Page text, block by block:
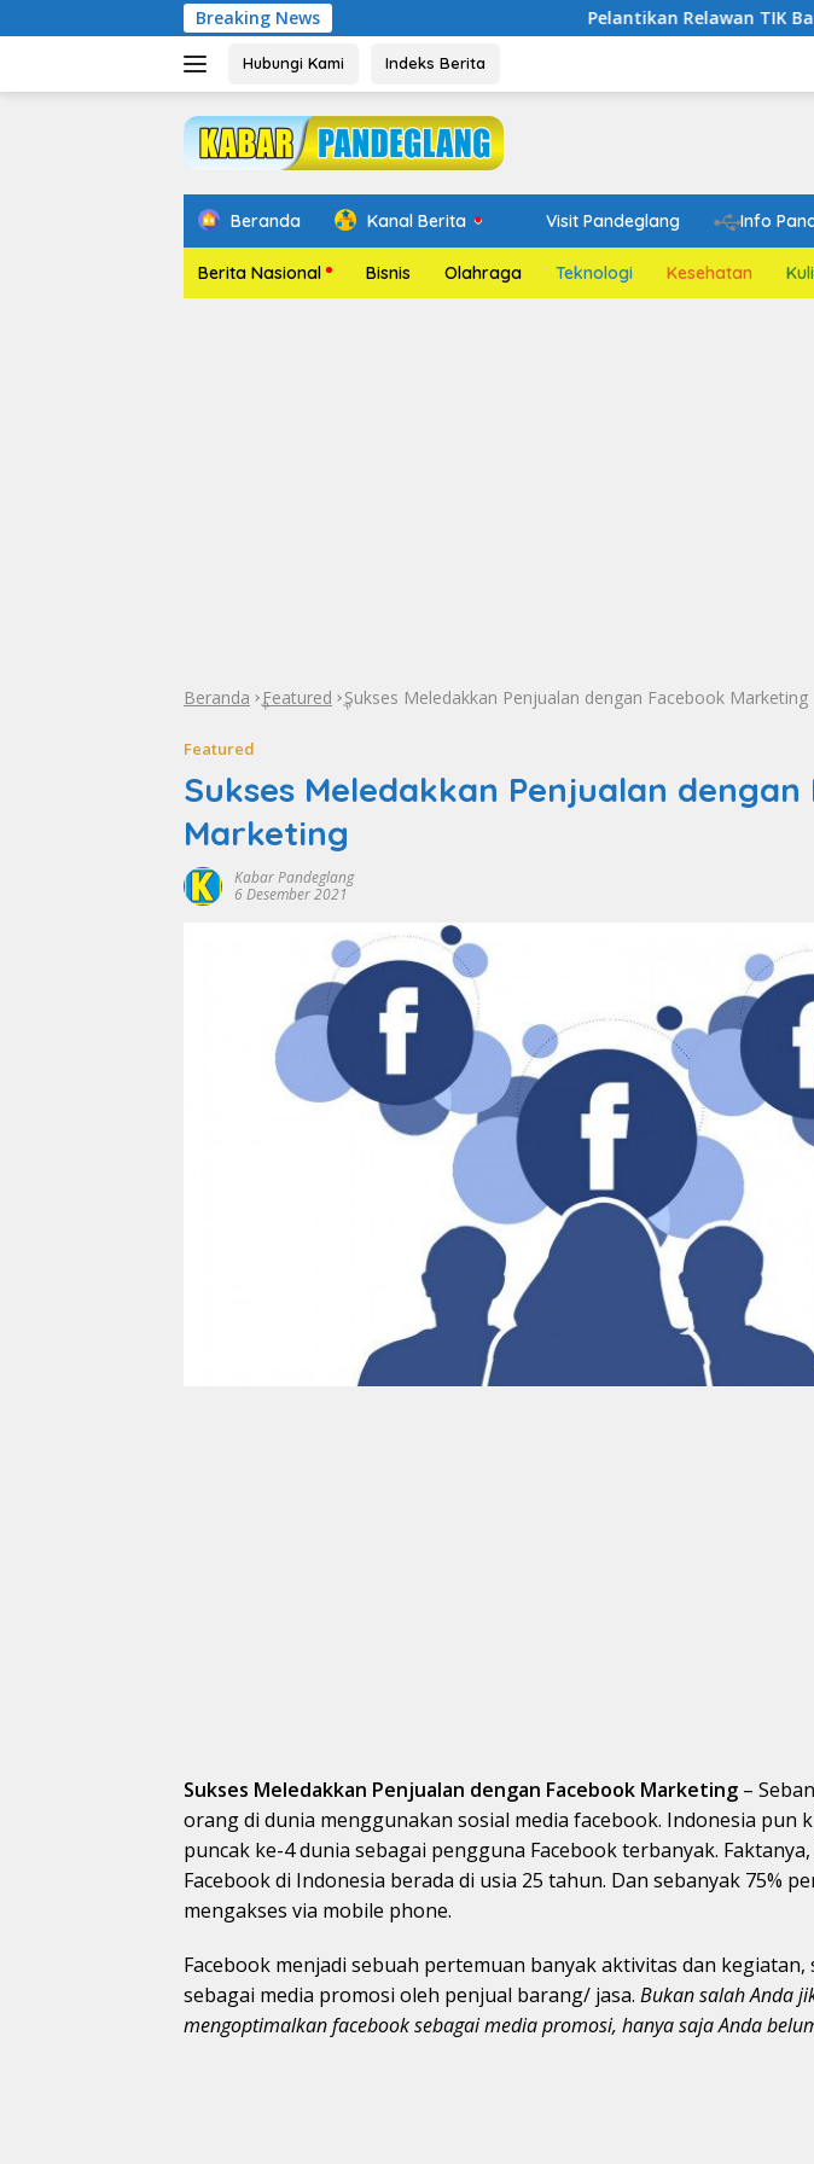
ke
Breaking News Pelantikan Relawan TIK Banten :
Hubungi Kami Indeks Berita
Beranda Kanal Berita Visit Pandeglang Info
Berita Nasional Bisnis Olahraga Teknologi Kesehatan
Beranda »Featured »Sukses Meledakkan Penjualan dengan Facebook Marketing
Featured
Sukses Meledakkan Penjualan dengan
Marketing
Kabar Pandeglang
6 Desember 2021
Sukses Meledakkan Penjualan dengan Facebook Marketing –
orang di dunia menggunakan sosial media facebook. Indonesia pun
puncak ke-4 dunia sebagai pengguna Facebook terbanyak.
Facebook di Indonesia berada di usia 25 tahun. Dan sebanyak 75%
mengakses via mobile phone.
Facebook menjadi sebuah pertemuan banyak aktivitas dan kegiatan,
sebagai media promosi oleh penjual barang/ jasa. Bukan salah Anda
mengoptimalkan facebook sebagai media promosi, hanya saja Anda